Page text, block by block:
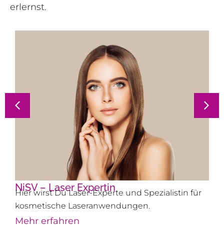
NiSV – Laser Expertin
Hier wirst Du Laser-Experte und Spezialistin für
kosmetische Laseranwendungen.
Mehr erfahren
erlernst.